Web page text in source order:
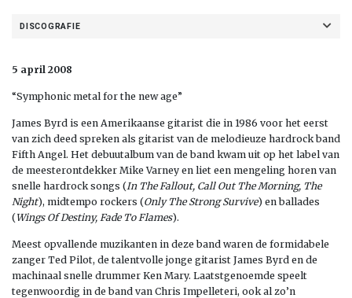
DISCOGRAFIE
5 april 2008
“Symphonic metal for the new age”
James Byrd is een Amerikaanse gitarist die in 1986 voor het eerst
van zich deed spreken als gitarist van de melodieuze hardrock band
Fifth Angel. Het debuutalbum van de band kwam uit op het label van
de meesterontdekker Mike Varney en liet een mengeling horen van
snelle hardrock songs (In The Fallout, Call Out The Morning, The
Night), midtempo rockers (Only The Strong Survive) en ballades
(Wings Of Destiny, Fade To Flames).
Meest opvallende muzikanten in deze band waren de formidabele
zanger Ted Pilot, de talentvolle jonge gitarist James Byrd en de
machinaal snelle drummer Ken Mary. Laatstgenoemde speelt
tegenwoordig in de band van Chris Impelleteri, ook al zo’n